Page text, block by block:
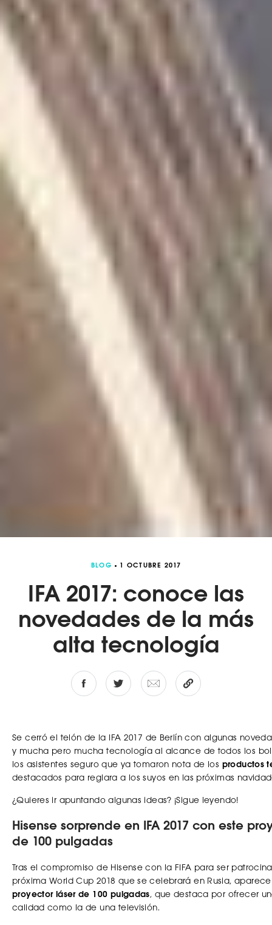
BLOG 1 OCTUBRE 2017
IFA 2017: conoce las
novedades de la más
alta tecnología
Se cerró el telón de la IFA 2017 de Berlín con algunas
y mucha pero mucha tecnología al alcance de todos los
los asistentes seguro que ya tomaron nota de los productos
destacados para reglara a los suyos en las próximas
¿Quieres ir apuntando algunas ideas? ¡Sigue leyendo!
Hisense sorprende en IFA 2017 con este
de 100 pulgadas
Tras el compromiso de Hisense con la FIFA para ser
próxima World Cup 2018 que se celebrará en Rusia,
proyector láser de 100 pulgadas, que destaca por ofrecer
calidad como la de una televisión.